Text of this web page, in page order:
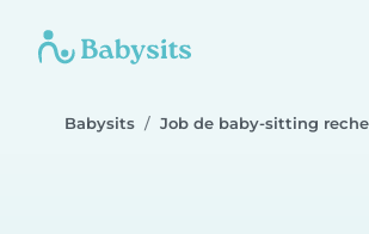
Babysits Job de baby-sitting